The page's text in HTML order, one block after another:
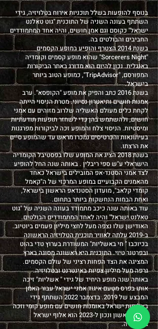
בנוסף להופעות בשלל תוכניות אירוח בטלויזיה, גידי
השתתף בעונה השניה של התוכנית "גוט טאלנט
ישראל" כקוסם וגם אמן חושים, והיה אחד המתמודדים
החביבים והבולטים בה.
בשנת 2014 הצטרף והופיע במופע הקסמים
"Sorcerers Night" שהוא מופע קסמים וקומדיה
באנגלית. נכון להיום הוא מדורג באתר הביקורות
המפורסם, "TripAdvisor", כמופע הטוב ביותר
בישראל.
בשנת 2016 כתב והפיק את מופע "הקופסא". ערב
אמנות חושים ותיאטרון נסיוני. מטרת הניסוי הייתה
לקחת כלים מעולם האשליה שלרוב מזוהים עם אמני
חושים, ולהשתמש בהן כדי לשחזר תופעות תודעתיות
ומיסטיות. הניסוי צלח והמופע זכה לביקורות מפרגנות
בעיתונאות והכרטיסים נמכרו מראש עד שהמופע סיים
את הרצתו.
בשנת 2018 הציג את המופע שלו בפסטיבל הקומדיה
הישראלי ע"ש ספי ריבלין . באותה שנה החל להופיע
לצד אמני הסטנד-אפ המובילים בישראל כאחד
מהאמנים הקבועיים במופע המרכזי של ה"קאמל
קומדי קלאב", מועדון הסטנדאפ הראשון בישראל,
ואחת הבמות הנחשקות ביותר בתחום.
עוד באותה שנה כיכב מתמודד בעונה השניה של "גוט
טאלנט ישראל" והיה לאחד המתמודדים הבולטים.
האודישן שלו נצפה מעל לחצי מיליון פעמים ביוטיוב.
ב-2019 עלתה לאוויר תוכנית הטלויזיה הראשונה
בכיוכבו " חי באשליות" המשודרת בערוץ טדי בהוט
ובפרטנר טיוי. התוכנית היא ראשונה מסוגה בארץ
המציגה את הצד הפחות רציני של עולם הקסמים.
גרפה מעל מיליון צפיות באינטרנט ובטלויזיה.
באותה שנה מופע היחיד של גידי " אשליות" זיכה
אותו בפרס מטעם איגוד אמני ישראל עבור האמן
המבצע של 2019. בדצמבר 2022 השתתף גידי
באליפות ישראל באומנות חושים עם מופע קומי וזכה
במקום ראשון ונכון ל-2023 הוא אלוף ישראל
בטלפתיה.